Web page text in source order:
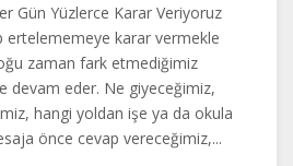
Gün Yüzlerce Karar Veriyoruz
ertelememeye karar vermekle
zaman fark etmediğimiz
devam eder. Ne giyeceğimiz,
hangi yoldan işe ya da okula
önce cevap vereceğimiz,...